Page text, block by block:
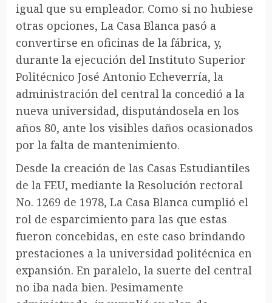
igual que su empleador. Como si no hubiese
otras opciones, La Casa Blanca pasó a
convertirse en oficinas de la fábrica, y,
durante la ejecución del Instituto Superior
Politécnico José Antonio Echeverría, la
administración del central la concedió a la
nueva universidad, disputándosela en los
años 80, ante los visibles daños ocasionados
por la falta de mantenimiento.
Desde la creación de las Casas Estudiantiles
de la FEU, mediante la Resolución rectoral
No. 1269 de 1978, La Casa Blanca cumplió el
rol de esparcimiento para las que estas
fueron concebidas, en este caso brindando
prestaciones a la universidad politécnica en
expansión. En paralelo, la suerte del central
no iba nada bien. Pesimamente